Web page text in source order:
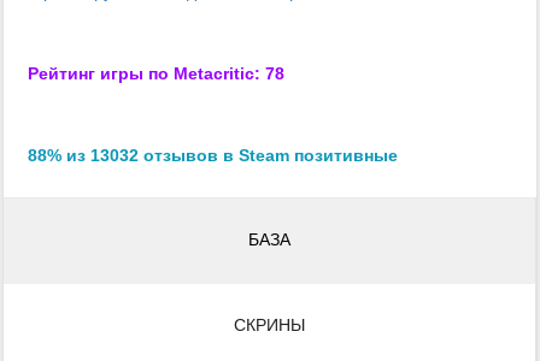
Рейтинг игры по Metacritic: 78
88% из 13032 отзывов в Steam позитивные
БАЗА
СКРИНЫ